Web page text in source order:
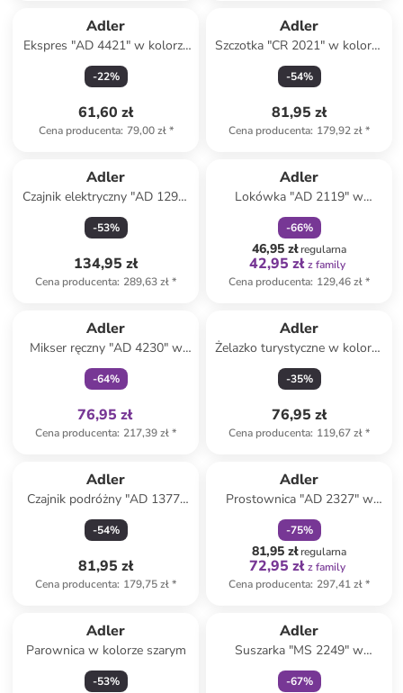
Adler
Ekspres "AD 4421" w kolorze
czarnym do espresso - 320 ml
-22%
61,60 zł
Cena producenta: 79,00 zł*
Adler
Szczotka "CR 2021" w kolorze
białym na gorące powietrze
-54%
81,95 zł
Cena producenta: 179,92 zł*
Adler
Czajnik elektryczny "AD 1295"
w kolorze białym - 1,7 l
-53%
134,95 zł
Cena producenta: 289,63 zł*
Adler
Lokówka "AD 2119" w
kolorze jasnoróżowo-białym
-66%
46,95 złregularna
42,95 zł z family
Cena producenta: 129,46 zł*
Adler
Mikser ręczny "AD 4230" w
kolorze czarnym
-64%
76,95 zł
Cena producenta: 217,39 zł*
Adler
Żelazko turystyczne w kolorze
biało-czarno-turkusowym
-35%
76,95 zł
Cena producenta: 119,67 zł*
Adler
Czajnik podróżny "AD 1377"
w kolorze białym - 600 ml
-54%
81,95 zł
Cena producenta: 179,75 zł*
Adler
Prostownica "AD 2327" w
kolorze czarnym
-75%
81,95 złregularna
72,95 zł z family
Cena producenta: 297,41 zł*
Adler
Parownica w kolorze szarym
-53%
Adler
Suszarka "MS 2249" w
kolorze czarnym
-67%